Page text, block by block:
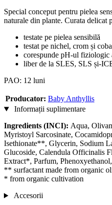
Special conceput pentru pielea
naturale din plante. Curata delicat
testate pe pielea sensibilă
testat pe nichel, crom și
corespunde pH-ul
liber de la SLES, SLS și-
PAO: 12 luni
Producator: Baby Anthyllis
Informații suplimentare
Ingredients (INCI): Aqua,
Myristoyl Sarcosinate,
Isethionate**, Glycerin, Sodium
Glucoside, Calendula Officinalis
Extract*, Parfum,
** surfactant made from organic
* from organic cultivation
Accesorii